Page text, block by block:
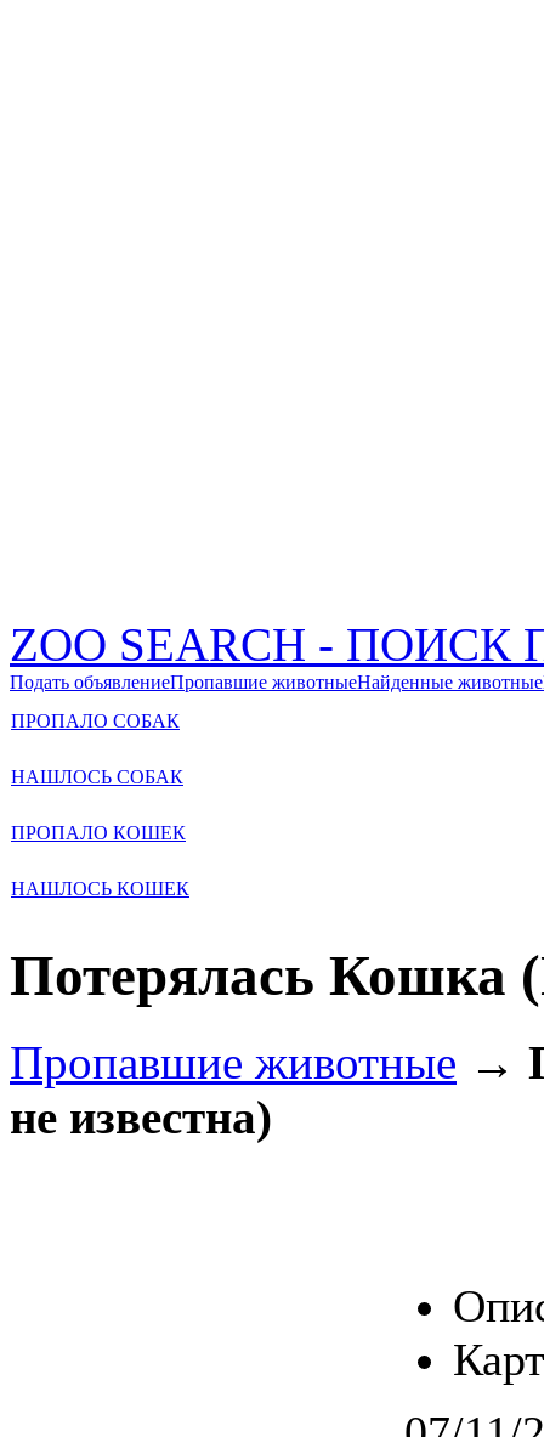
ZOO SEARCH -
Подать объявлениеПропавшие животныеНайденные животные
ПРОПАЛО СОБАК
НАШЛОСЬ СОБАК
ПРОПАЛО КОШЕК
НАШЛОСЬ КОШЕК
Потерялась Кошка
Пропавшие животные →
не известна)